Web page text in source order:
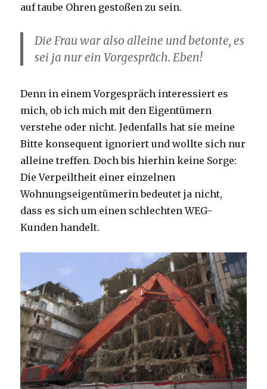
auf taube Ohren gestoßen zu sein.
Die Frau war also alleine und betonte, es
sei ja nur ein Vorgespräch. Eben!
Denn in einem Vorgespräch interessiert es
mich, ob ich mich mit den Eigentümern
verstehe oder nicht. Jedenfalls hat sie meine
Bitte konsequent ignoriert und wollte sich nur
alleine treffen. Doch bis hierhin keine Sorge:
Die Verpeiltheit einer einzelnen
Wohnungseigentümerin bedeutet ja nicht,
dass es sich um einen schlechten WEG-
Kunden handelt.